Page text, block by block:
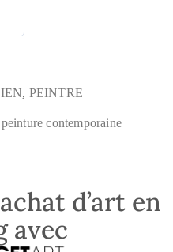
, PEINTRE
peinture contemporaine
d’art en
avec